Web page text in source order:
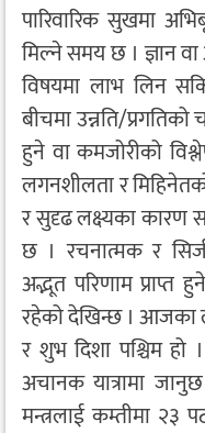
पारिवारिक सुखमा
मिल्ने समय छ । ज्ञान
विषयमा लाभ लिन
बीचमा उन्नति/प्रगतिको
हुने वा कमजोरीको
लगनशीलता र
र सुदृढ लक्ष्यका कारण
छ । रचनात्मक र
अद्भूत परिणाम
रहेको देखिन्छ । आजका
र शुभ दिशा पश्चिम
अचानक यात्रामा
मन्त्रलाई कम्तीमा २३